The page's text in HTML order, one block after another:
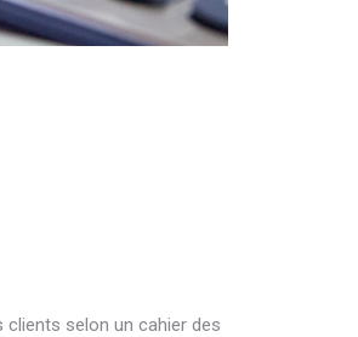
selon un cahier des